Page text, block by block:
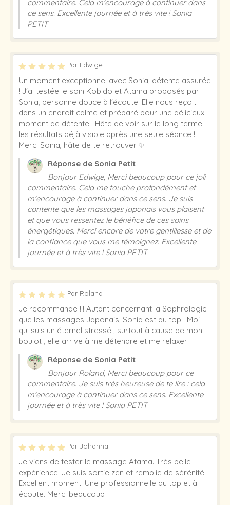
commentaire. Cela m'encourage à continuer dans
ce sens. Excellente journée et à très vite ! Sonia
PETIT
Par Edwige
Un moment exceptionnel avec Sonia, détente assurée
! J'ai testée le soin Kobido et Atama proposés par
Sonia, personne douce à l'écoute. Elle nous reçoit
dans un endroit calme et préparé pour une délicieux
moment de détente ! Hâte de voir sur le long terme
les résultats déjà visible après une seule séance !
Merci Sonia, hâte de te retrouver ✨
Réponse de Sonia Petit
Bonjour Edwige, Merci beaucoup pour ce joli
commentaire. Cela me touche profondément et
m'encourage à continuer dans ce sens. Je suis
contente que les massages japonais vous plaisent
et que vous ressentez le bénéfice de ces soins
énergétiques. Merci encore de votre gentillesse et de
la confiance que vous me témoignez. Excellente
journée et à très vite ! Sonia PETIT
Par Roland
Je recommande !!! Autant concernant la Sophrologie
que les massages Japonais, Sonia est au top ! Moi
qui suis un éternel stressé , surtout à cause de mon
boulot , elle arrive à me détendre et me relaxer !
Réponse de Sonia Petit
Bonjour Roland, Merci beaucoup pour ce
commentaire. Je suis très heureuse de te lire : cela
m'encourage à continuer dans ce sens. Excellente
journée et à très vite ! Sonia PETIT
Par Johanna
Je viens de tester le massage Atama. Très belle
expérience. Je suis sortie zen et remplie de sérénité.
Excellent moment. Une professionnelle au top et à l
écoute. Merci beaucoup